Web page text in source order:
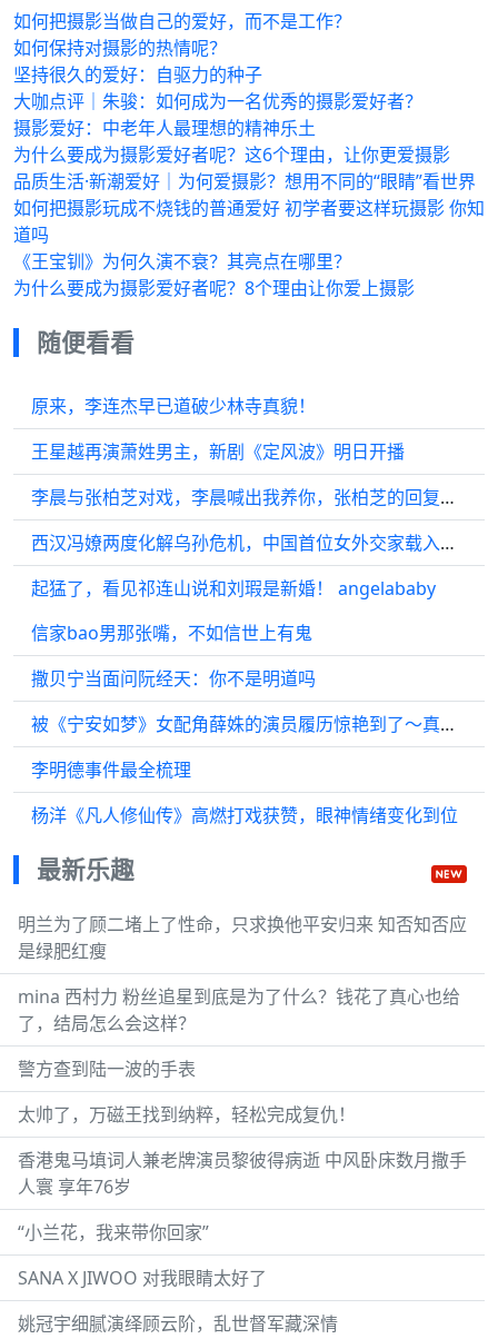
如何把摄影当做自己的爱好，而不是工作？
如何保持对摄影的热情呢？
坚持很久的爱好：自驱力的种子
大咖点评｜朱骏：如何成为一名优秀的摄影爱好者？
摄影爱好：中老年人最理想的精神乐土
为什么要成为摄影爱好者呢？这6个理由，让你更爱摄影
品质生活·新潮爱好｜为何爱摄影？想用不同的“眼睛”看世界
如何把摄影玩成不烧钱的普通爱好 初学者要这样玩摄影 你知
道吗
​《王宝钏》为何久演不衰？其亮点在哪里？
为什么要成为摄影爱好者呢？8个理由让你爱上摄影
随便看看
原来，李连杰早已道破少林寺真貌！
王星越再演萧姓男主，新剧《定风波》明日开播
李晨与张柏芝对戏，李晨喊出我养你，张柏芝的回复，李晨双眼含泪
西汉冯嫽两度化解乌孙危机，中国首位女外交家载入正史
起猛了，看见祁连山说和刘瑕是新婚！ angelababy
信家bao男那张嘴，不如信世上有鬼
撒贝宁当面问阮经天：你不是明道吗
被《宁安如梦》女配角薛姝的演员履历惊艳到了～真是太厉害了！
李明德事件最全梳理
杨洋《凡人修仙传》高燃打戏获赞，眼神情绪变化到位
最新乐趣
明兰为了顾二堵上了性命，只求换他平安归来 知否知否应
是绿肥红瘦
mina 西村力 粉丝追星到底是为了什么？钱花了真心也给
了，结局怎么会这样？
警方查到陆一波的手表
太帅了，万磁王找到纳粹，轻松完成复仇！
香港鬼马填词人兼老牌演员黎彼得病逝 中风卧床数月撒手
人寰 享年76岁
“小兰花，我来带你回家”
SANA X JIWOO 对我眼睛太好了
姚冠宇细腻演绎顾云阶，乱世督军藏深情